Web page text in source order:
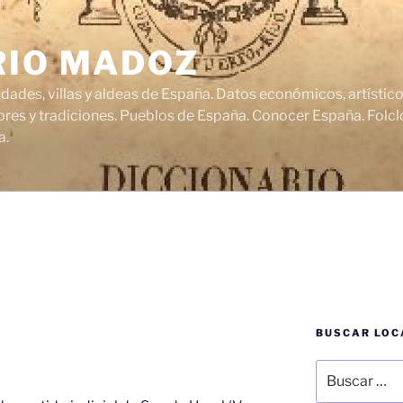
MADOZ
villas y aldeas de España. Datos económicos,
y tradiciones. Pueblos de España. Conocer España.
BUSCAR
por: